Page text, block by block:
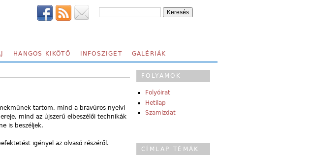
HANGOS KIKÖTŐ INFOSZIGET GALÉRIÁK
tartom, mind a bravúros nyelvi
mind az újszerű elbeszélői technikák
is beszéljek.
igényel az olvasó részéről.
FOLYAMOK
Folyóirat
Hetilap
Szamizdat
CÍMLAP TÉMÁK